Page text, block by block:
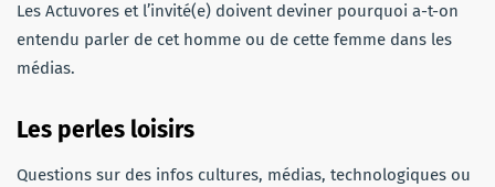
Les Actuvores et l’invité(e) doivent deviner pourquoi a-t-on
entendu parler de cet homme ou de cette femme dans les
médias.
Les perles loisirs
Questions sur des infos cultures, médias, technologiques ou